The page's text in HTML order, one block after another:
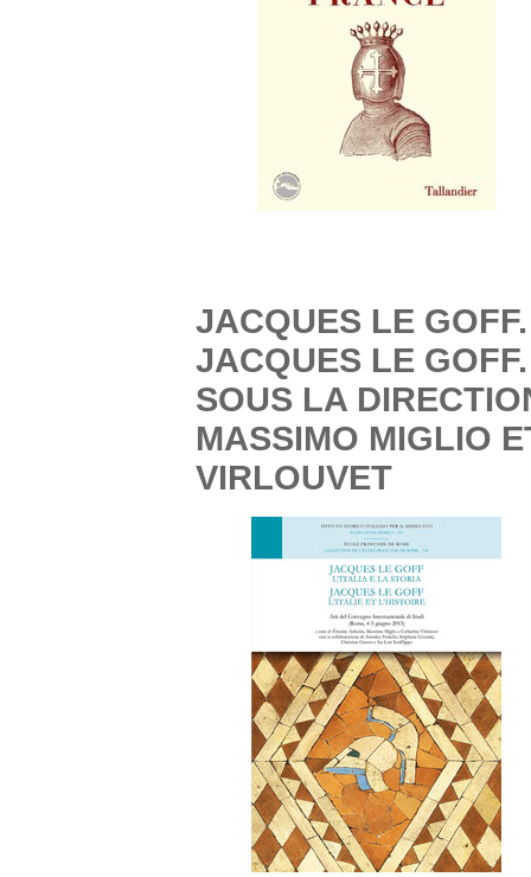
JACQUES LE
JACQUES LE
SOUS LA
MASSIMO MIGLIO
VIRLOUVET